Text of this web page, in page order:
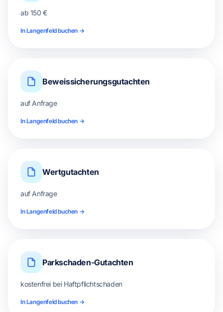
ab 150 €
In Langenfeld buchen →
Beweissicherungsgutachten
auf Anfrage
In Langenfeld buchen →
Wertgutachten
auf Anfrage
In Langenfeld buchen →
Parkschaden-Gutachten
kostenfrei bei Haftpflichtschaden
In Langenfeld buchen →